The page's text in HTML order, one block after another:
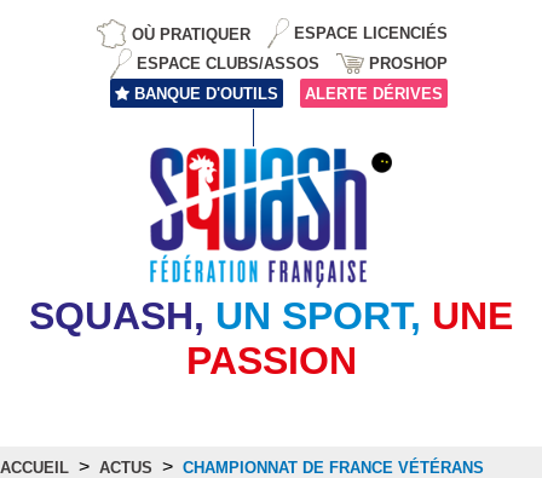
OÙ PRATIQUER
ESPACE LICENCIÉS
ESPACE CLUBS/ASSOS
PROSHOP
BANQUE D'OUTILS
ALERTE DÉRIVES
SQUASH, UN SPORT, UNE
PASSION
ACCUEIL > ACTUS > CHAMPIONNAT DE FRANCE VÉTÉRANS